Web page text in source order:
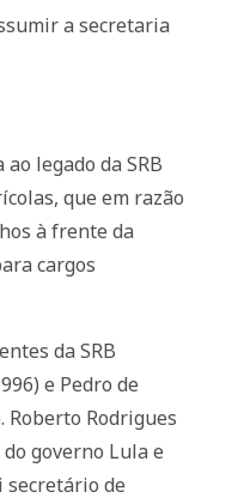
a secretaria
legado da SRB
que em razão
à frente da
cargos
da SRB
e Pedro de
Roberto Rodrigues
governo Lula e
secretário de